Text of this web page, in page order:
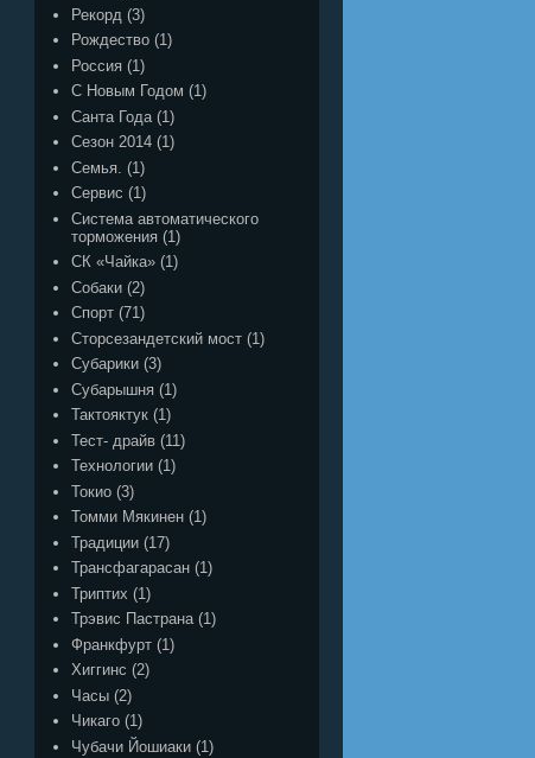
Рекорд (3)
Рождество (1)
Россия (1)
С Новым Годом (1)
Санта Года (1)
Сезон 2014 (1)
Семья. (1)
Сервис (1)
Система автоматического
торможения (1)
СК «Чайка» (1)
Собаки (2)
Спорт (71)
Сторсезандетский мост (1)
Субарики (3)
Субарышня (1)
Тактояктук (1)
Тест- драйв (11)
Технологии (1)
Токио (3)
Томми Мякинен (1)
Традиции (17)
Трансфагарасан (1)
Триптих (1)
Трэвис Пастрана (1)
Франкфурт (1)
Хиггинс (2)
Часы (2)
Чикаго (1)
Чубачи Йошиаки (1)